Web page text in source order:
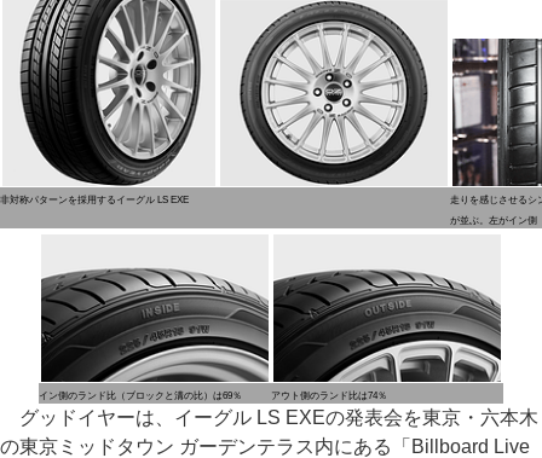
非対称パターンを採用するイーグル LS EXE
走りを感じさせるシ
が並ぶ。左がイン側
イン側のランド比（ブロックと溝の比）は69％ アウト側のランド比は74％
グッドイヤーは、イーグル LS EXEの発表会を東京・六本木
の東京ミッドタウン ガーデンテラス内にある「Billboard Live